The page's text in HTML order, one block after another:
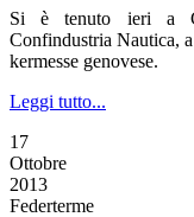
Si è tenuto ieri a
Confindustria Nautica,
kermesse genovese.
Leggi tutto...
17
Ottobre
2013
Federterme